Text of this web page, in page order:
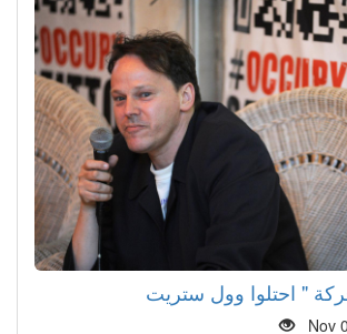
" احتلوا وول ستريت
Nov